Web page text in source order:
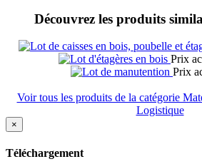
Découvrez les produits
Prix
Prix
Voir tous les produits de la catégorie
Logistique
×
Téléchargement